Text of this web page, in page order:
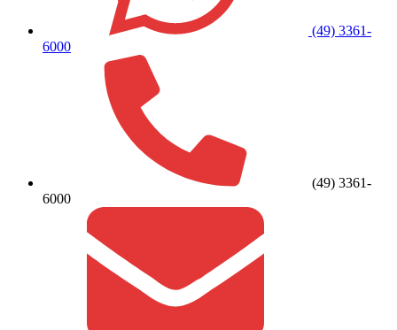
(49) 3361-
6000
(49) 3361-
6000